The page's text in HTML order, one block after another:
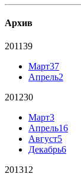
Архив
201139
Март37
Апрель2
201230
Март3
Апрель16
Август5
Декабрь6
201312